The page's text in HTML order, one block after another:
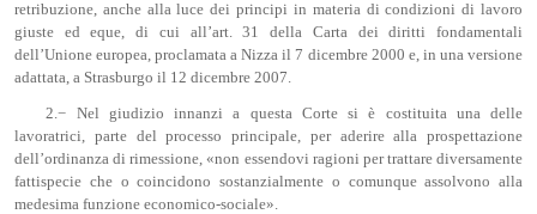
retribuzione, anche alla luce dei principi in materia di condizioni di lavoro
giuste ed eque, di cui all’art. 31 della Carta dei diritti fondamentali
dell’Unione europea, proclamata a Nizza il 7 dicembre 2000 e, in una versione
adattata, a Strasburgo il 12 dicembre 2007.
2.− Nel giudizio innanzi a questa Corte si è costituita una delle
lavoratrici, parte del processo principale, per aderire alla prospettazione
dell’ordinanza di rimessione, «non essendovi ragioni per trattare diversamente
fattispecie che o coincidono sostanzialmente o comunque assolvono alla
medesima funzione economico-sociale».